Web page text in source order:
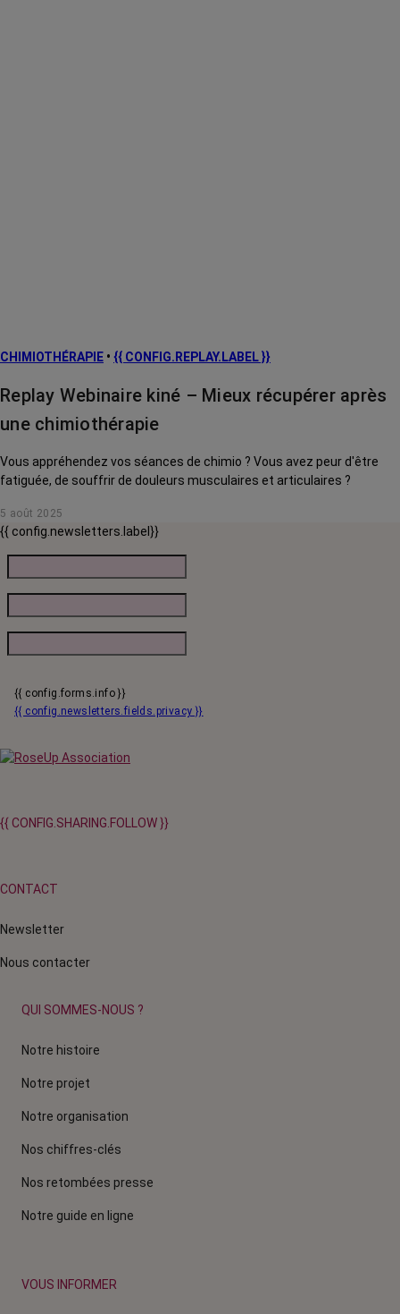
CHIMIOTHÉRAPIE • {{ CONFIG.REPLAY.LABEL }}
Replay Webinaire kiné – Mieux récupérer après
une chimiothérapie
Vous appréhendez vos séances de chimio ? Vous avez peur d'être
fatiguée, de souffrir de douleurs musculaires et articulaires ?
5 août 2025
{{ config.newsletters.label}}
{{ config.forms.info }}
{{ config.newsletters.fields.privacy }}
{{ CONFIG.SHARING.FOLLOW }}
CONTACT
Newsletter
Nous contacter
QUI SOMMES-NOUS ?
Notre histoire
Notre projet
Notre organisation
Nos chiffres-clés
Nos retombées presse
Notre guide en ligne
VOUS INFORMER